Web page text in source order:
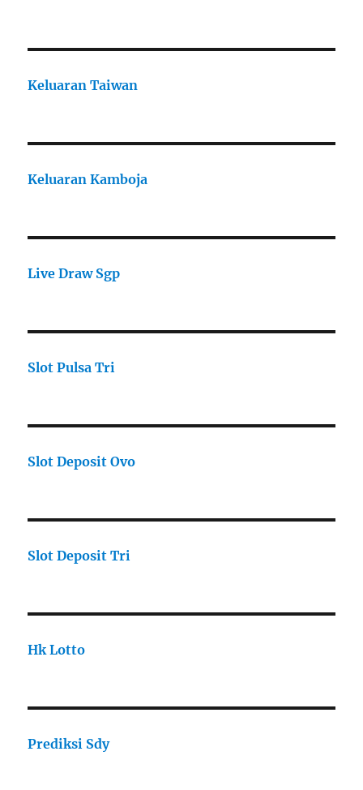
Keluaran Taiwan
Keluaran Kamboja
Live Draw Sgp
Slot Pulsa Tri
Slot Deposit Ovo
Slot Deposit Tri
Hk Lotto
Prediksi Sdy